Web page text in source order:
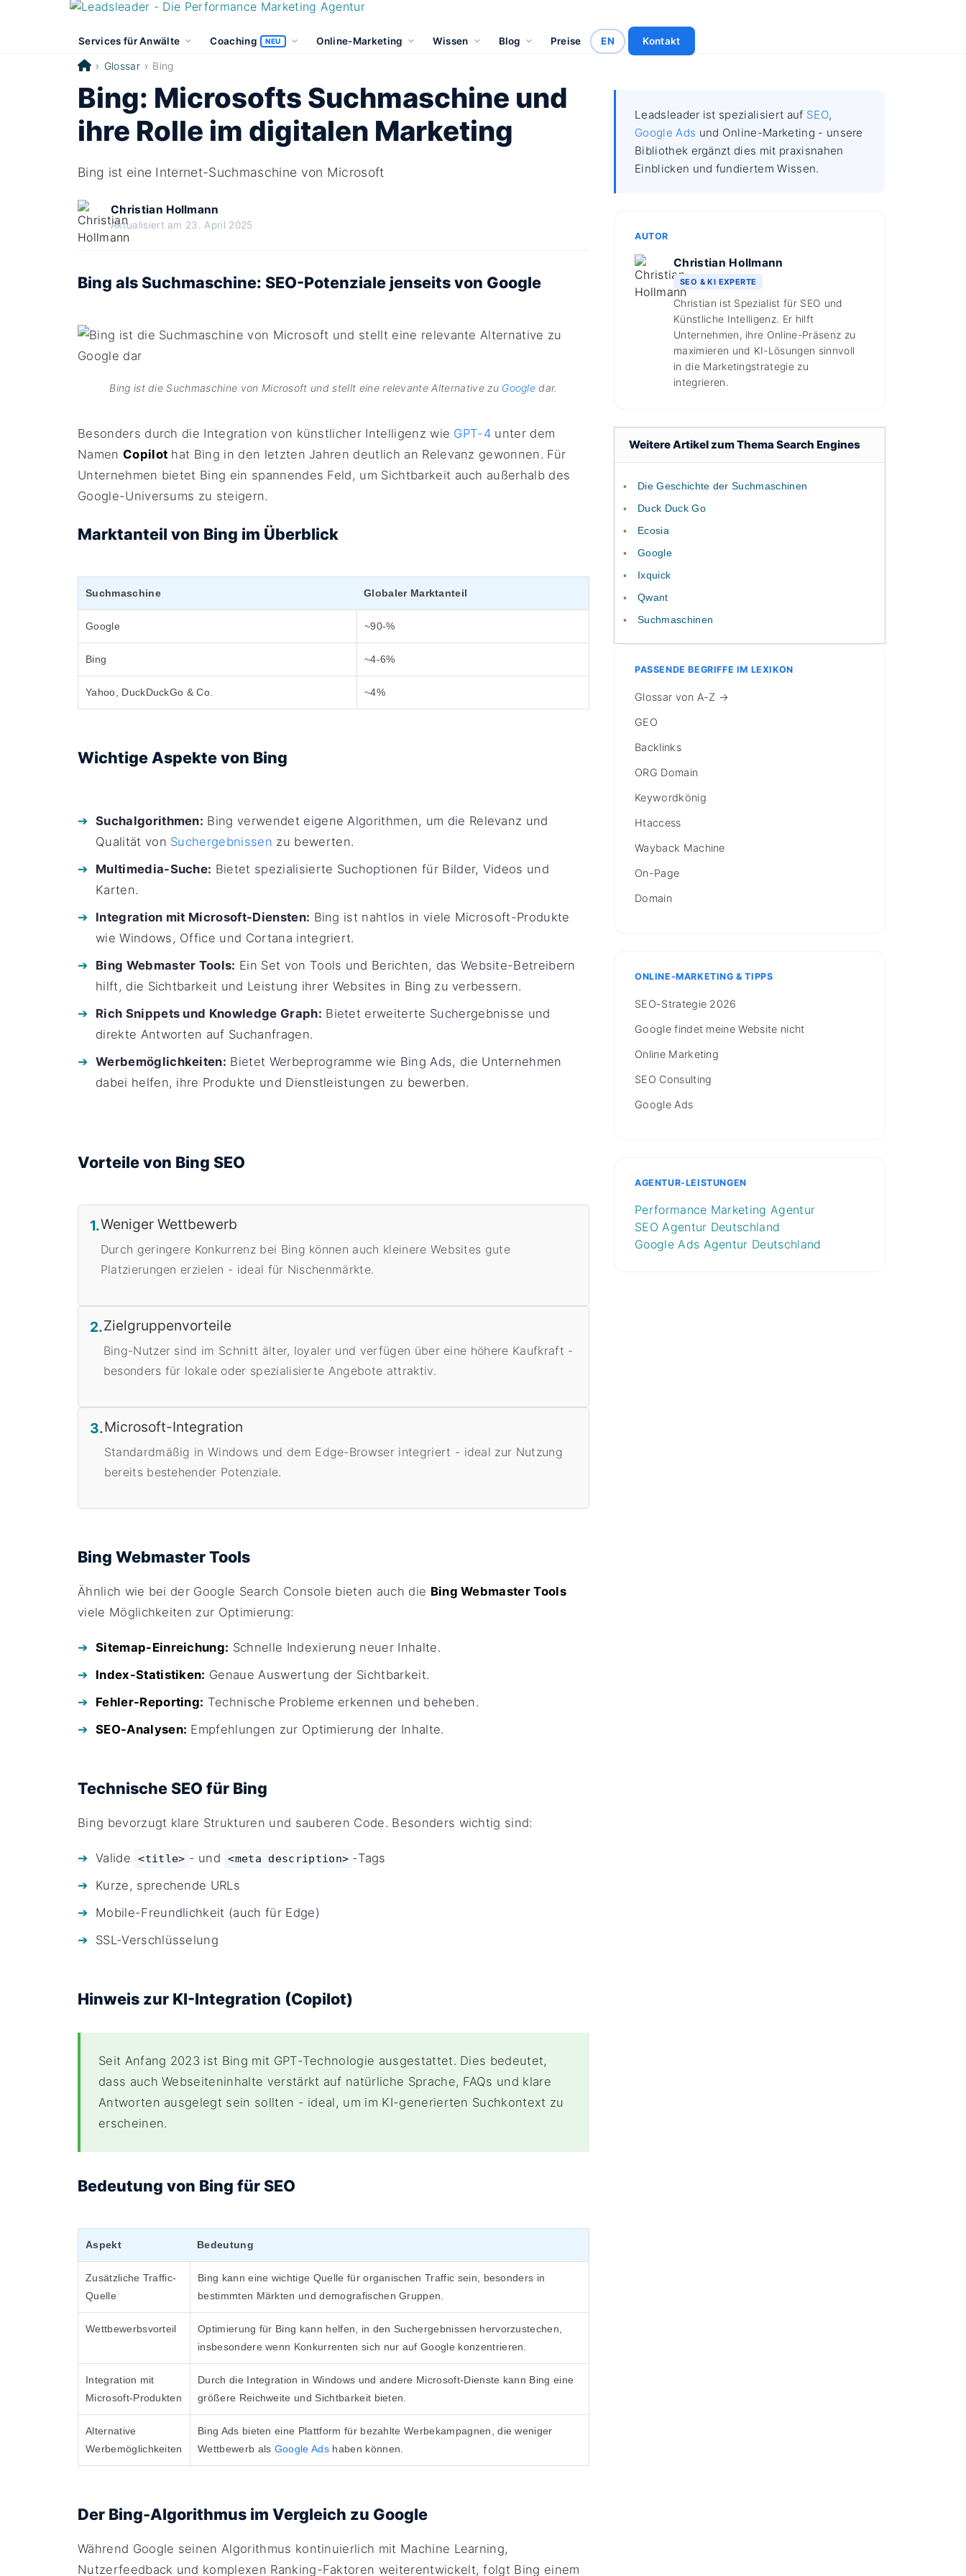
Services für Anwälte Coaching NEU Online-Marketing Wissen Blog Preise EN Kontakt
Glossar Bing
Bing: Microsofts Suchmaschine und
ihre Rolle im digitalen Marketing
Bing ist eine Internet-Suchmaschine von Microsoft
Christian Hollmann
Aktualisiert am 23. April 2025
Bing als Suchmaschine: SEO-Potenziale jenseits von Google
Bing ist die Suchmaschine von Microsoft und stellt eine relevante Alternative zu Google dar.
Besonders durch die Integration von künstlicher Intelligenz wie GPT-4 unter dem
Namen Copilot hat Bing in den letzten Jahren deutlich an Relevanz gewonnen. Für
Unternehmen bietet Bing ein spannendes Feld, um Sichtbarkeit auch außerhalb des
Google-Universums zu steigern.
Marktanteil von Bing im Überblick
Suchmaschine Globaler Marktanteil
Google ~90-%
Bing ~4-6%
Yahoo, DuckDuckGo & Co. ~4%
Wichtige Aspekte von Bing
Suchalgorithmen: Bing verwendet eigene Algorithmen, um die Relevanz und
Qualität von Suchergebnissen zu bewerten.
Multimedia-Suche: Bietet spezialisierte Suchoptionen für Bilder, Videos und
Karten.
Integration mit Microsoft-Diensten: Bing ist nahtlos in viele Microsoft-Produkte
wie Windows, Office und Cortana integriert.
Bing Webmaster Tools: Ein Set von Tools und Berichten, das Website-Betreibern
hilft, die Sichtbarkeit und Leistung ihrer Websites in Bing zu verbessern.
Rich Snippets und Knowledge Graph: Bietet erweiterte Suchergebnisse und
direkte Antworten auf Suchanfragen.
Werbemöglichkeiten: Bietet Werbeprogramme wie Bing Ads, die Unternehmen
dabei helfen, ihre Produkte und Dienstleistungen zu bewerben.
Vorteile von Bing SEO
1.Weniger Wettbewerb
Durch geringere Konkurrenz bei Bing können auch kleinere Websites gute
Platzierungen erzielen - ideal für Nischenmärkte.
2.Zielgruppenvorteile
Bing-Nutzer sind im Schnitt älter, loyaler und verfügen über eine höhere Kaufkraft -
besonders für lokale oder spezialisierte Angebote attraktiv.
3.Microsoft-Integration
Standardmäßig in Windows und dem Edge-Browser integriert - ideal zur Nutzung
bereits bestehender Potenziale.
Bing Webmaster Tools
Ähnlich wie bei der Google Search Console bieten auch die Bing Webmaster Tools
viele Möglichkeiten zur Optimierung:
Sitemap-Einreichung: Schnelle Indexierung neuer Inhalte.
Index-Statistiken: Genaue Auswertung der Sichtbarkeit.
Fehler-Reporting: Technische Probleme erkennen und beheben.
SEO-Analysen: Empfehlungen zur Optimierung der Inhalte.
Technische SEO für Bing
Bing bevorzugt klare Strukturen und sauberen Code. Besonders wichtig sind:
Valide <title> - und <meta description> -Tags
Kurze, sprechende URLs
Mobile-Freundlichkeit (auch für Edge)
SSL-Verschlüsselung
Hinweis zur KI-Integration (Copilot)
Seit Anfang 2023 ist Bing mit GPT-Technologie ausgestattet. Dies bedeutet,
dass auch Webseiteninhalte verstärkt auf natürliche Sprache, FAQs und klare
Antworten ausgelegt sein sollten - ideal, um im KI-generierten Suchkontext zu
erscheinen.
Bedeutung von Bing für SEO
Aspekt Bedeutung
Zusätzliche Traffic-
Quelle
Bing kann eine wichtige Quelle für organischen Traffic sein, besonders in
bestimmten Märkten und demografischen Gruppen.
Wettbewerbsvorteil
Optimierung für Bing kann helfen, in den Suchergebnissen hervorzustechen,
insbesondere wenn Konkurrenten sich nur auf Google konzentrieren.
Integration mit
Microsoft-Produkten
Durch die Integration in Windows und andere Microsoft-Dienste kann Bing eine
größere Reichweite und Sichtbarkeit bieten.
Alternative
Werbemöglichkeiten
Bing Ads bieten eine Plattform für bezahlte Werbekampagnen, die weniger
Wettbewerb als Google Ads haben können.
Der Bing-Algorithmus im Vergleich zu Google
Während Google seinen Algorithmus kontinuierlich mit Machine Learning,
Nutzerfeedback und komplexen Ranking-Faktoren weiterentwickelt, folgt Bing einem
Leadsleader ist spezialisiert auf SEO,
Google Ads und Online-Marketing - unsere
Bibliothek ergänzt dies mit praxisnahen
Einblicken und fundiertem Wissen.
AUTOR
Christian Hollmann
SEO & KI EXPERTE
Christian ist Spezialist für SEO und
Künstliche Intelligenz. Er hilft
Unternehmen, ihre Online-Präsenz zu
maximieren und KI-Lösungen sinnvoll
in die Marketingstrategie zu
integrieren.
Weitere Artikel zum Thema Search Engines
Die Geschichte der Suchmaschinen
Duck Duck Go
Ecosia
Google
Ixquick
Qwant
Suchmaschinen
PASSENDE BEGRIFFE IM LEXIKON
Glossar von A-Z →
GEO
Backlinks
ORG Domain
Keywordkönig
Htaccess
Wayback Machine
On-Page
Domain
ONLINE-MARKETING & TIPPS
SEO-Strategie 2026
Google findet meine Website nicht
Online Marketing
SEO Consulting
Google Ads
AGENTUR-LEISTUNGEN
Performance Marketing Agentur
SEO Agentur Deutschland
Google Ads Agentur Deutschland